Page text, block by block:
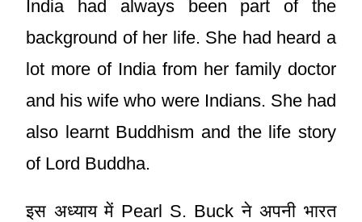
India had always been part of the
background of her life. She had heard a
lot more of India from her family doctor
and his wife who were Indians. She had
also learnt Buddhism and the life story
of Lord Buddha.
इस अध्याय में Pearl S. Buck ने अपनी भारत